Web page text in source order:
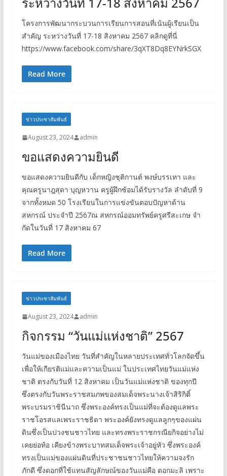
โครงการพัฒนากระบวนการเรียนการสอนที่เน้นผู้เรียนเป็น
สำคัญ ระหว่างวันที่ 17-18 สิงหาคม 2567 คลิกดูที่นี่
https://www.facebook.com/share/3qXT8Dq8EYNrkSGX
Read More
ข่าวประชาสัมพันธ์
August 23, 2024 admin
ขอแสดงความยินดี
ขอแสดงความยินดีกับ เด็กหญิงชุติกานต์ พงษ์บรรเทา และ
คุณครูนาฎสุดา บุญหวาน ครูผู้ฝึกซ้อมได้รับรางวัล ลำดับที่ 9
จากทั้งหมด 50 โรงเรียนในการแข่งขันตอบปัญหาด้าน
สหกรณ์ ประจําปี 2567ณ สหกรณ์ออมทรัพย์ครูศรีสะเกษ จํา
กัดในวันที่ 17 สิงหาคม 67
Read More
ข่าวประชาสัมพันธ์
August 23, 2024 admin
กิจกรรม “วันแม่แห่งชาติ” 2567
วันแม่ของเมืองไทย วันที่สำคัญในหลายประเทศทั่วโลกจัดขึ้น
เพื่อให้เกียรติแม่และความเป็นแม่ ในประเทศไทยวันแม่แห่ง
ชาติ ตรงกับวันที่ 12 สิงหาคม เป็นวันแม่แห่งชาติ ของทุกปี
ซึ่งตรงกับวันพระราชสมภพของสมเด็จพระนางเจ้าสิริกิติ์
พระบรมราชินีนาถ ซึ่งพระองค์ทรงเป็นแม่ที่จะต้องดูแลพระ
ราชโอรสแลเพระราชธิดา พระองค์ยังทรงดูแลลูกๆของแผ่น
ดินซึ่งเป็นปวงชนชาวไทย และทรงพระราชกรณียกิจอย่างไม่
เคยย่อท้อ เคียงข้างพระบาทสมเด็จพระเจ้าอยู่หัว ซึ่งพระองค์
ทรงเป็นแม่ของแผ่นดินที่ประชาชนชาวไทยให้ความจงรัก
ภักดี ซึ่งดอกที่ใช้แทนสัญลักษณ์ของวันแม่คือ ดอกมะลิ เพราะ